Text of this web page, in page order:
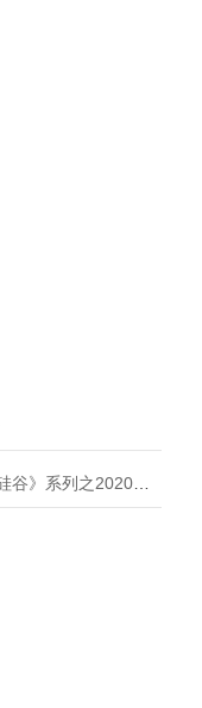
之2020年度开源峰会